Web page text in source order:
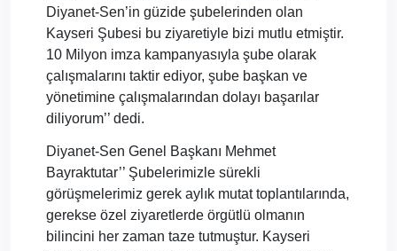
Diyanet-Sen’in güzide şubelerinden olan
Kayseri Şubesi bu ziyaretiyle bizi mutlu etmiştir.
10 Milyon imza kampanyasıyla şube olarak
çalışmalarını taktir ediyor, şube başkan ve
yönetimine çalışmalarından dolayı başarılar
diliyorum’’ dedi.
Diyanet-Sen Genel Başkanı Mehmet
Bayraktutar’’ Şubelerimizle sürekli
görüşmelerimiz gerek aylık mutat toplantılarında,
gerekse özel ziyaretlerde örgütlü olmanın
bilincini her zaman taze tutmuştur. Kayseri